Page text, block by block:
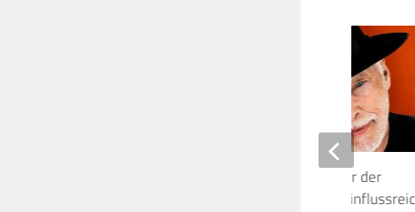
David Gilmour ist einer der
angesehensten und